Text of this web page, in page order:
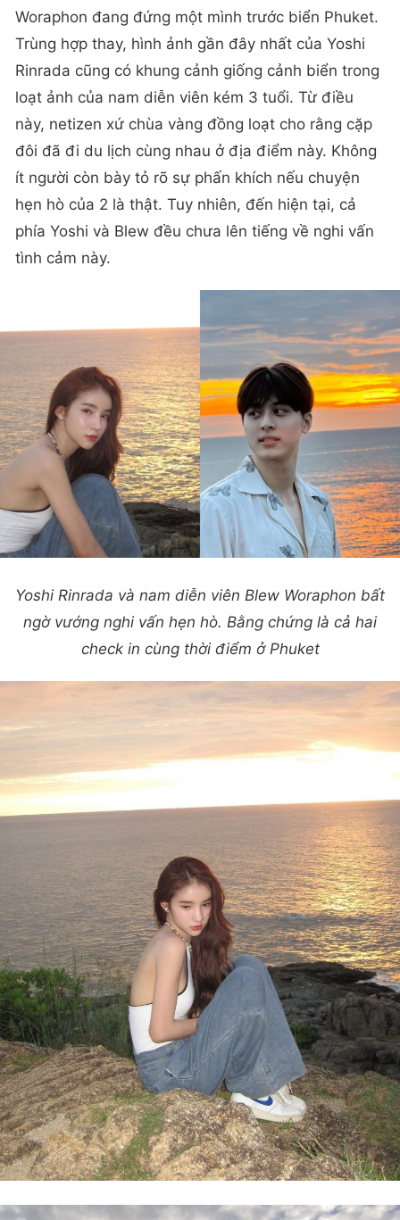
Woraphon đang đứng một mình trước biển Phuket.
Trùng hợp thay, hình ảnh gần đây nhất của Yoshi
Rinrada cũng có khung cảnh giống cảnh biển trong
loạt ảnh của nam diễn viên kém 3 tuổi. Từ điều
này, netizen xứ chùa vàng đồng loạt cho rằng cặp
đôi đã đi du lịch cùng nhau ở địa điểm này. Không
ít người còn bày tỏ rõ sự phấn khích nếu chuyện
hẹn hò của 2 là thật. Tuy nhiên, đến hiện tại, cả
phía Yoshi và Blew đều chưa lên tiếng về nghi vấn
tình cảm này.
Yoshi Rinrada và nam diễn viên Blew Woraphon bất
ngờ vướng nghi vấn hẹn hò. Bằng chứng là cả hai
check in cùng thời điểm ở Phuket